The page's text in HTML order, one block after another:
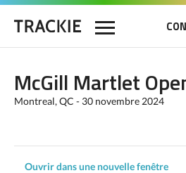
McGill Martlet
Montreal, QC - 30 novembre 2024
Ouvrir dans une nouvelle fenêtre